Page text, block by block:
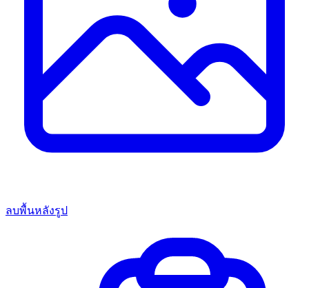
ลบพื้นหลังรูป